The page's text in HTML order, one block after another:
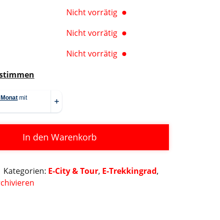
Nicht vorrätig
Nicht vorrätig
Nicht vorrätig
In den Warenkorb
Kategorien: E-City & Tour, E-Trekkingrad,